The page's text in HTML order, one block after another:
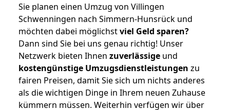
Sie planen einen Umzug von Villingen
Schwenningen nach Simmern-Hunsrück und
möchten dabei möglichstviel Geld sparen?
Dann sind Sie bei uns genau richtig! Unser
Netzwerk bieten Ihnen zuverlässige und
kostengünstige Umzugsdienstleistungen zu
fairen Preisen, damit Sie sich um nichts anderes
als die wichtigen Dinge in Ihrem neuen Zuhause
kümmern müssen. Weiterhin verfügen wir über